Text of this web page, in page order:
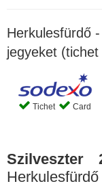
Herkulesfürdő
jegyeket
Tichet
Card
Szilveszter
Herkulesfürdő